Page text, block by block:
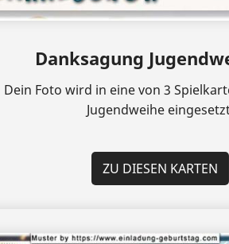
Danksagung
Dein Foto wird in eine von 3
Jugendweihe
ZU DIESEN KARTEN